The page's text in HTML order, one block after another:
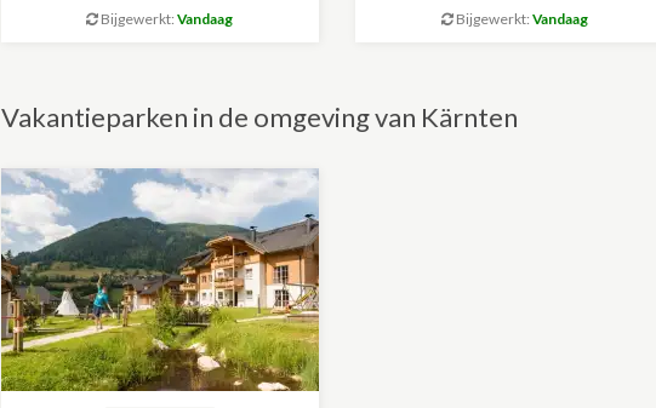
Bijgewerkt:Vandaag Bijgewerkt: Vandaag
Vakantieparken in de omgeving van Kärnten